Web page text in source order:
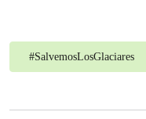
#SalvemosLosGlaciares